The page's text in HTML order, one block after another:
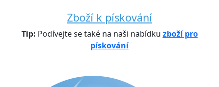
Zboží k pískování
Tip: Podívejte se také na naši nabídku zboží pro
pískování